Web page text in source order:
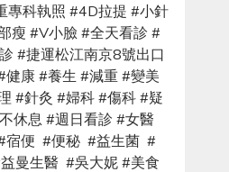
專科執照 #4D拉提 #小針
瘦 #V小臉 #全天看診 #
#捷運松江南京8號出口
健康 #養生 #減重 #變美
#針灸 #婦科 #傷科 #疑
休息 #週日看診 #女醫
宿便 #便秘 #益生菌 #
益曼生醫 #吳大妮 #美食